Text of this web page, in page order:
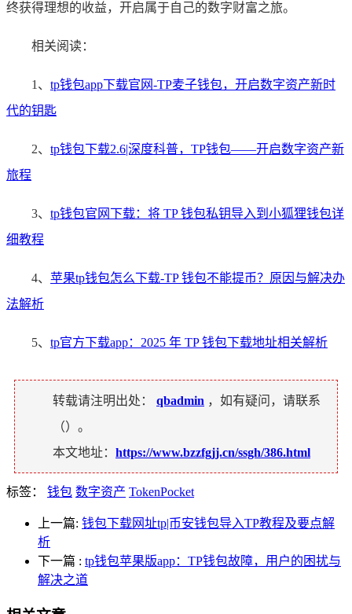
终获得理想的收益，开启属于自己的数字财富之旅。
相关阅读：
1、 tp钱包app下载官网-TP麦子钱包，开启数字资产新时
代的钥匙
2、 tp钱包下载2.6|深度科普，TP钱包——开启数字资产新
旅程
3、 tp钱包官网下载：将 TP 钱包私钥导入到小狐狸钱包详
细教程
4、 苹果tp钱包怎么下载-TP 钱包不能提币？原因与解决办
法解析
5、 tp官方下载app：2025 年 TP 钱包下载地址相关解析
转载请注明出处： qbadmin ，如有疑问，请联系
（）。
本文地址： https://www.bzzfgjj.cn/ssgh/386.html
标签： 钱包 数字资产 TokenPocket
上一篇: 钱包下载网址tp|币安钱包导入TP教程及要点解
析
下一篇 : tp钱包苹果版app：TP钱包故障，用户的困扰与
解决之道